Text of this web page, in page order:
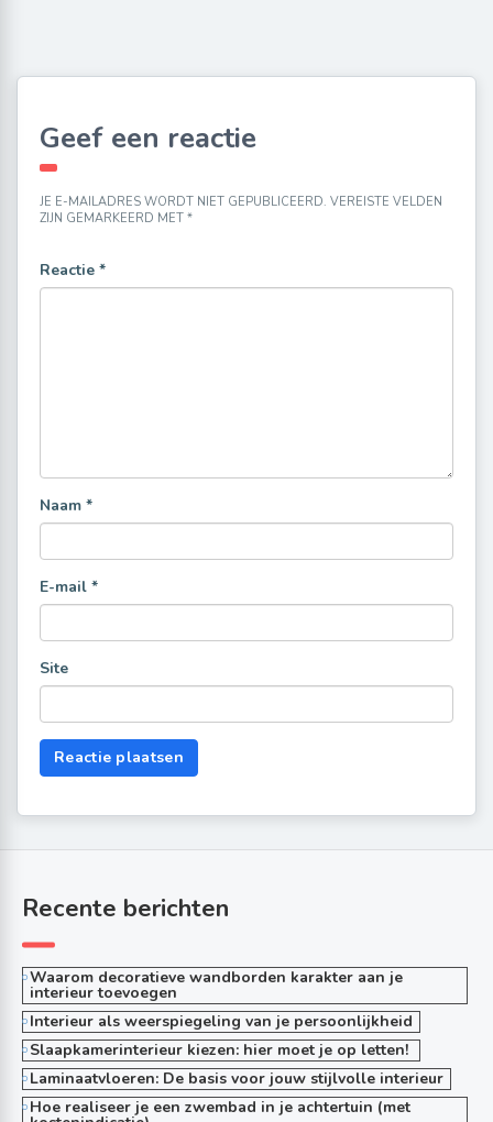
Geef een reactie
JE E-MAILADRES WORDT NIET GEPUBLICEERD. VEREISTE VELDEN
ZIJN GEMARKEERD MET *
Reactie *
Naam *
E-mail *
Site
Recente berichten
Waarom decoratieve wandborden karakter aan je
interieur toevoegen
Interieur als weerspiegeling van je persoonlijkheid
Slaapkamerinterieur kiezen: hier moet je op letten!
Laminaatvloeren: De basis voor jouw stijlvolle interieur
Hoe realiseer je een zwembad in je achtertuin (met